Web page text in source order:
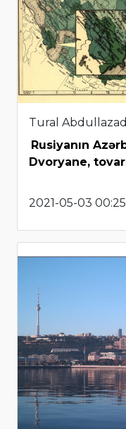
Tural
Rusiyanın
Dvoryane,
2021-05-03 00:25